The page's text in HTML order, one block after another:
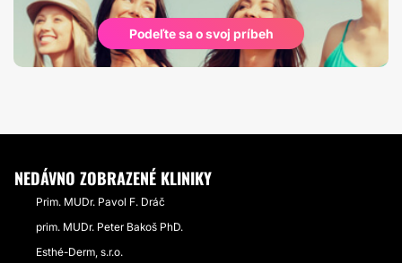
Podeľte sa o svoj príbeh
NEDÁVNO ZOBRAZENÉ KLINIKY
Prim. MUDr. Pavol F. Dráč
prim. MUDr. Peter Bakoš PhD.
Esthé-Derm, s.r.o.